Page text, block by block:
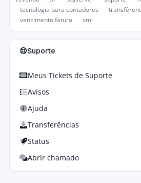
tecnologia para contadores
vencimento fatura
xml
Suporte
Meus Tickets de Suporte
Avisos
Ajuda
Transferências
Status
Abrir chamado